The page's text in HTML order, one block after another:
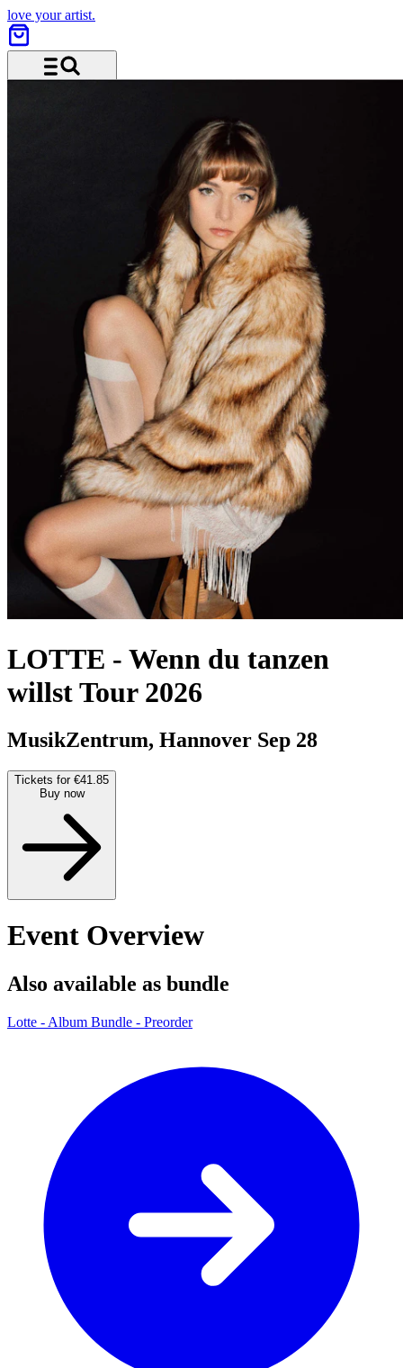
love your artist.
LOTTE - Wenn du tanzen
willst Tour 2026
MusikZentrum, Hannover Sep 28
Tickets for €41.85
Buy now
Event Overview
Also available as bundle
Lotte - Album Bundle - Preorder